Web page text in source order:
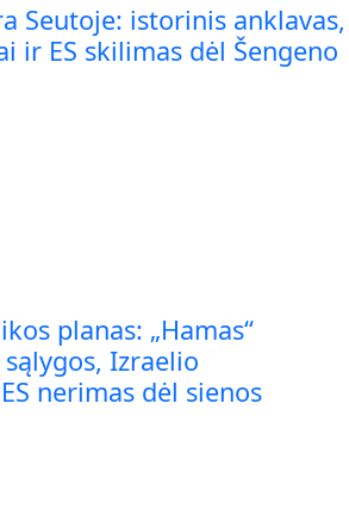
Seutoje: istorinis anklavas,
ir ES skilimas dėl Šengeno
planas: „Hamas“
Izraelio
nerimas dėl sienos